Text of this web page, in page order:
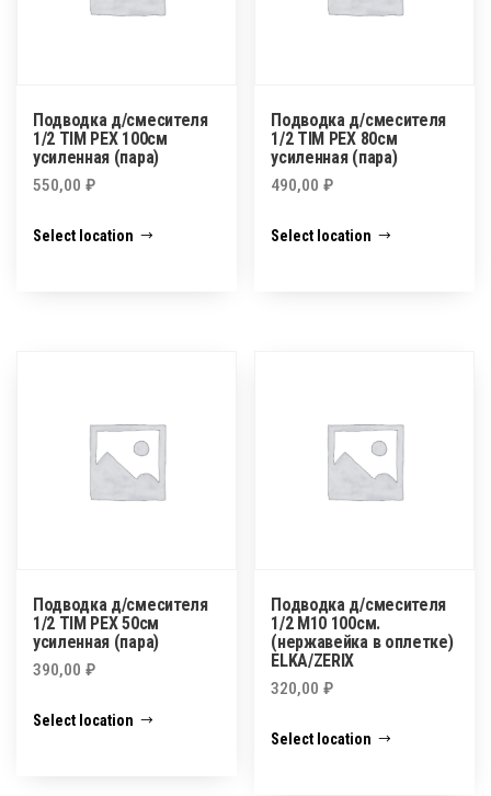
Подводка д/смесителя
1/2 TIM PEX 100см
усиленная (пара)
550,00 ₽
Select location
Подводка д/смесителя
1/2 TIM PEX 80см
усиленная (пара)
490,00₽
Select location
Подводка д/смесителя
1/2 TIM PEX 50см
усиленная (пара)
390,00 ₽
Select location
Подводка д/смесителя
1/2 М10 100см.
(нержавейка в оплетке)
ELKA/ZERIX
320,00₽
Select location